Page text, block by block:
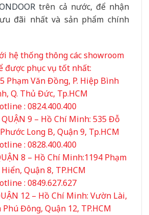
trên cả nước, để nhận
đãi nhất và sản phẩm chính
hệ thống thông các showroom
được phục vụ tốt nhất:
Phạm Văn Đồng, P. Hiệp Bình
Q. Thủ Đức, Tp.HCM
: 0824.400.400
QUẬN 9 – Hồ Chí Minh: 535 Đỗ
Long B, Quận 9, Tp.HCM
: 0828.400.400
8 – Hồ Chí Minh:1194 Phạm
Quận 8, TP.HCM
: 0849.627.627
12 – Hồ Chí Minh: Vườn Lài,
Đông, Quận 12, TP.HCM